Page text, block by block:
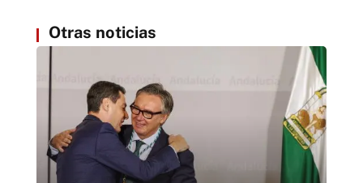
Otras noticias